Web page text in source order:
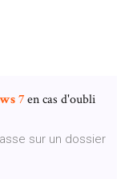
7en cas d'oubli
sur un dossier